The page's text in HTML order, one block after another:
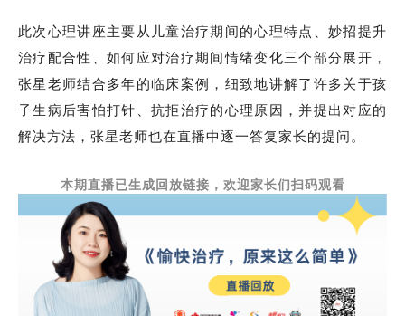
此次心理讲座主要从儿童治疗期间的心理特点、妙招提升
治疗配合性、如何应对治疗期间情绪变化三个部分展开，
张星老师结合多年的临床案例，细致地讲解了许多关于孩
子生病后害怕打针、抗拒治疗的心理原因，并提出对应的
解决方法，张星老师也在直播中逐一答复家长的提问。
本期直播已生成回放链接，欢迎家长们扫码观看